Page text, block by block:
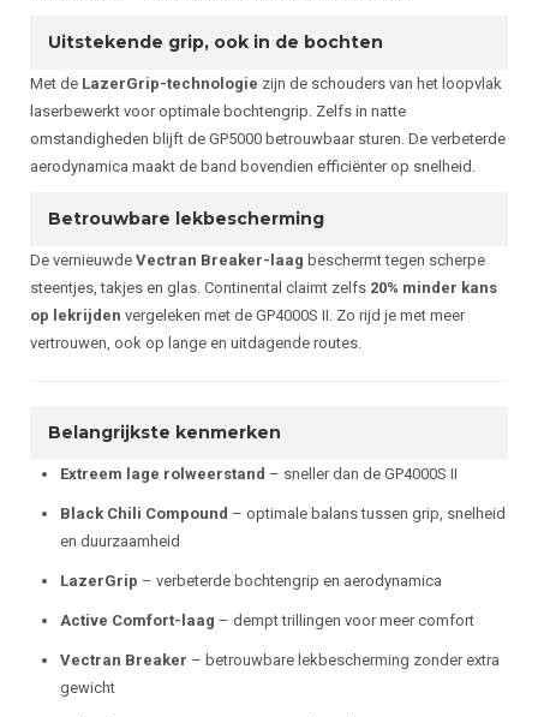
Uitstekende grip, ook in de bochten
Met de LazerGrip-technologie zijn de schouders van het loopvlak
laserbewerkt voor optimale bochtengrip. Zelfs in natte
omstandigheden blijft de GP5000 betrouwbaar sturen. De verbeterde
aerodynamica maakt de band bovendien efficiënter op snelheid.
Betrouwbare lekbescherming
De vernieuwde Vectran Breaker-laag beschermt tegen scherpe
steentjes, takjes en glas. Continental claimt zelfs 20% minder kans
op lekrijden vergeleken met de GP4000S II. Zo rijd je met meer
vertrouwen, ook op lange en uitdagende routes.
Belangrijkste kenmerken
Extreem lage rolweerstand – sneller dan de GP4000S II
Black Chili Compound – optimale balans tussen grip, snelheid
en duurzaamheid
LazerGrip – verbeterde bochtengrip en aerodynamica
Active Comfort-laag – dempt trillingen voor meer comfort
Vectran Breaker – betrouwbare lekbescherming zonder extra
gewicht